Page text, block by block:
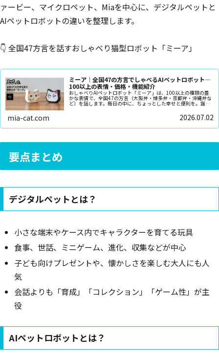
ァービー、マイクロペット、Miaを中心に、デジタルペットと
AIペットロボットの違いを整理します。
👇 全国47方言を話すおしゃべり猫型ロボット「ミーア」
ミーア｜全国47の方言でしゃべるAIペットロボット—
100以上の表情・価格・機能紹介
おしゃべりAIペットロボット「ミーア」は、100以上の種類の豊
かな表情で、全国47の方言（大阪弁・博多弁・京都弁・沖縄弁な
ど）を話します。毎日の中に、ちょっとした幸せと便利を。誕生
日や記念日のプレゼントにピッタリです
mia-cat.com 2026.07.02
要点まとめ
デジタルペットとは？
小さな端末やケース内でキャラクターを育てる玩具
食事、世話、ミニゲーム、進化、収集などが中心
子ども向けプレゼントや、懐かしさを楽しむ大人にも人
気
会話よりも「育成」「コレクション」「ゲーム性」が主
役
AIペットロボットとは？